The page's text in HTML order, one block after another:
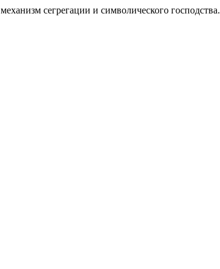
сегрегации и символического господства.